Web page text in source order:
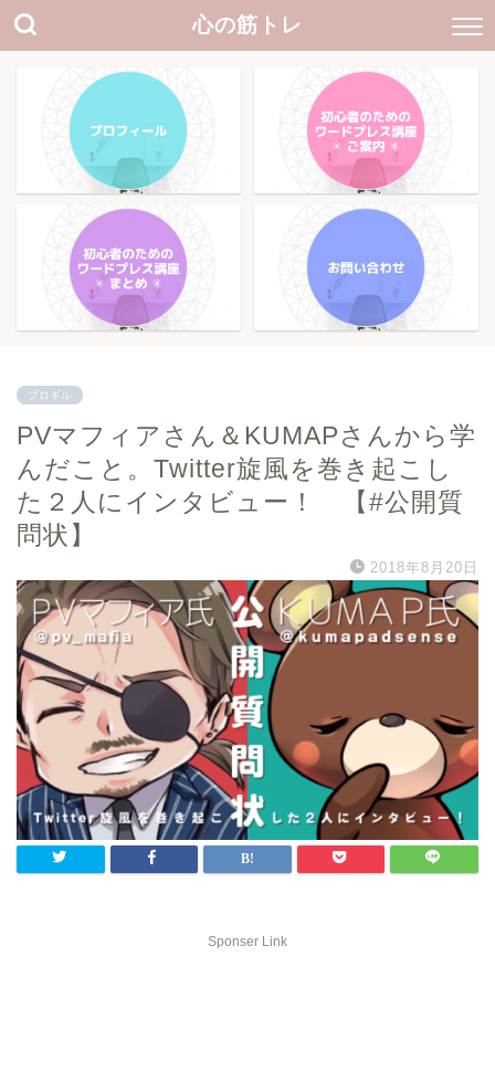
心の筋トレ
ブロギル
PVマフィアさん＆KUMAPさんから学
んだこと。Twitter旋風を巻き起こし
た２人にインタビュー！ 【#公開質
問状】
2018年8月20日
Sponser Link